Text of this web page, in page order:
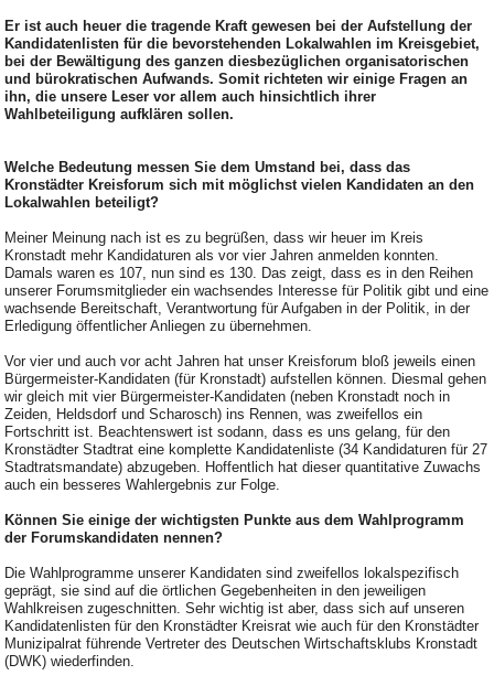
Er ist auch heuer die tragende Kraft gewesen bei der Aufstellung der
Kandidatenlisten für die bevorstehenden Lokalwahlen im Kreisgebiet,
bei der Bewältigung des ganzen diesbezüglichen organisatorischen
und bürokratischen Aufwands. Somit richteten wir einige Fragen an
ihn, die unsere Leser vor allem auch hinsichtlich ihrer
Wahlbeteiligung aufklären sollen.
Welche Bedeutung messen Sie dem Umstand bei, dass das
Kronstädter Kreisforum sich mit möglichst vielen Kandidaten an den
Lokalwahlen beteiligt?
Meiner Meinung nach ist es zu begrüßen, dass wir heuer im Kreis
Kronstadt mehr Kandidaturen als vor vier Jahren anmelden konnten.
Damals waren es 107, nun sind es 130. Das zeigt, dass es in den Reihen
unserer Forumsmitglieder ein wachsendes Interesse für Politik gibt und eine
wachsende Bereitschaft, Verantwortung für Aufgaben in der Politik, in der
Erledigung öffentlicher Anliegen zu übernehmen.
Vor vier und auch vor acht Jahren hat unser Kreisforum bloß jeweils einen
Bürgermeister-Kandidaten (für Kronstadt) aufstellen können. Diesmal gehen
wir gleich mit vier Bürgermeister-Kandidaten (neben Kronstadt noch in
Zeiden, Heldsdorf und Scharosch) ins Rennen, was zweifellos ein
Fortschritt ist. Beachtenswert ist sodann, dass es uns gelang, für den
Kronstädter Stadtrat eine komplette Kandidatenliste (34 Kandidaturen für 27
Stadtratsmandate) abzugeben. Hoffentlich hat dieser quantitative Zuwachs
auch ein besseres Wahlergebnis zur Folge.
Können Sie einige der wichtigsten Punkte aus dem Wahlprogramm
der Forumskandidaten nennen?
Die Wahlprogramme unserer Kandidaten sind zweifellos lokalspezifisch
geprägt, sie sind auf die örtlichen Gegebenheiten in den jeweiligen
Wahlkreisen zugeschnitten. Sehr wichtig ist aber, dass sich auf unseren
Kandidatenlisten für den Kronstädter Kreisrat wie auch für den Kronstädter
Munizipalrat führende Vertreter des Deutschen Wirtschaftsklubs Kronstadt
(DWK) wiederfinden.